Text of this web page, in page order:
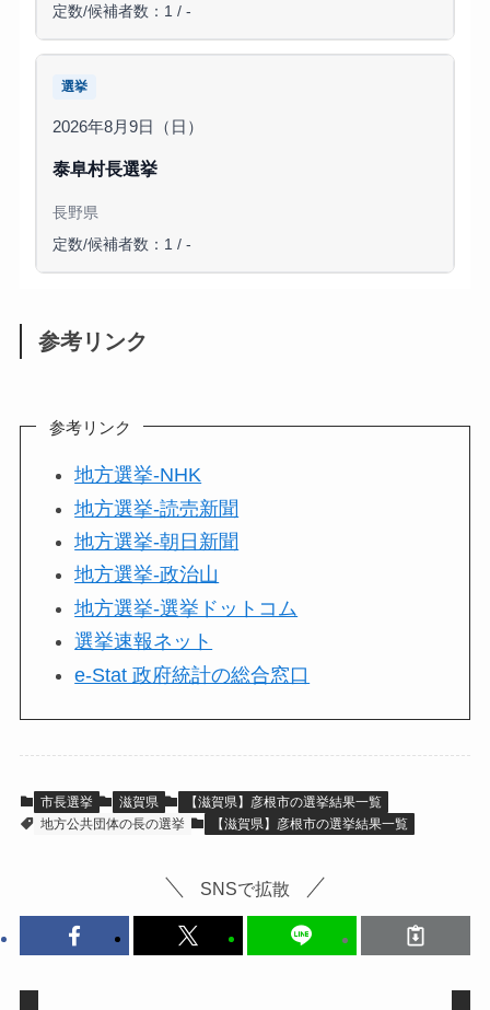
定数/候補者数：1 / -
選挙
2026年8月9日（日）
泰阜村長選挙
長野県
定数/候補者数：1 / -
参考リンク
参考リンク
地方選挙-NHK
地方選挙-読売新聞
地方選挙-朝日新聞
地方選挙-政治山
地方選挙-選挙ドットコム
選挙速報ネット
e-Stat 政府統計の総合窓口
市長選挙 滋賀県
【滋賀県】彦根市の選挙結果一覧
地方公共団体の長の選挙
【滋賀県】彦根市の選挙結果一覧
SNSで拡散